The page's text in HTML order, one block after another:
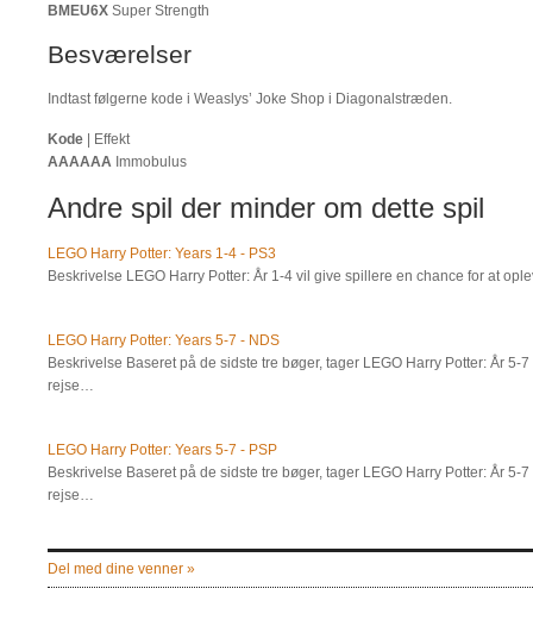
BMEU6X Super Strength
Besværelser
Indtast følgerne kode i Weaslys’ Joke Shop i Diagonalstræden.
Kode | Effekt
AAAAAA Immobulus
Andre spil der minder om dette spil
LEGO Harry Potter: Years 1-4 - PS3
Beskrivelse LEGO Harry Potter: År 1-4 vil give spillere en chance for at
LEGO Harry Potter: Years 5-7 - NDS
Beskrivelse Baseret på de sidste tre bøger, tager LEGO Harry Potter: År
rejse…
LEGO Harry Potter: Years 5-7 - PSP
Beskrivelse Baseret på de sidste tre bøger, tager LEGO Harry Potter: År
rejse…
Del med dine venner »